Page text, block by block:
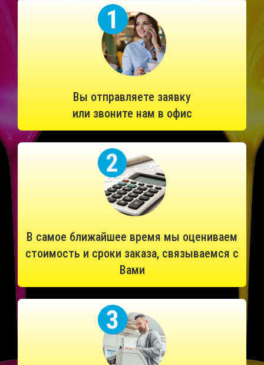
Вы отправляете заявку
или звоните нам в офис
В самое ближайшее время мы оцениваем
стоимость и сроки заказа, связываемся с
Вами